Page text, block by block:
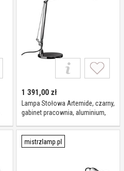
1 391,00 zł
Lampa Stołowa Artemide, czarny,
gabinet pracownia, aluminium,
mistrzlamp.pl